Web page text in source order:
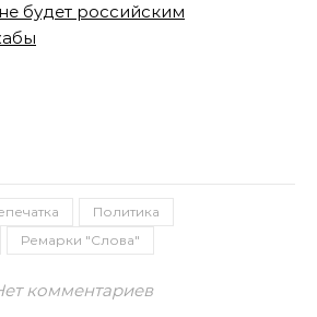
будет российским
Политика
Ремарки "Слова"
комментариев